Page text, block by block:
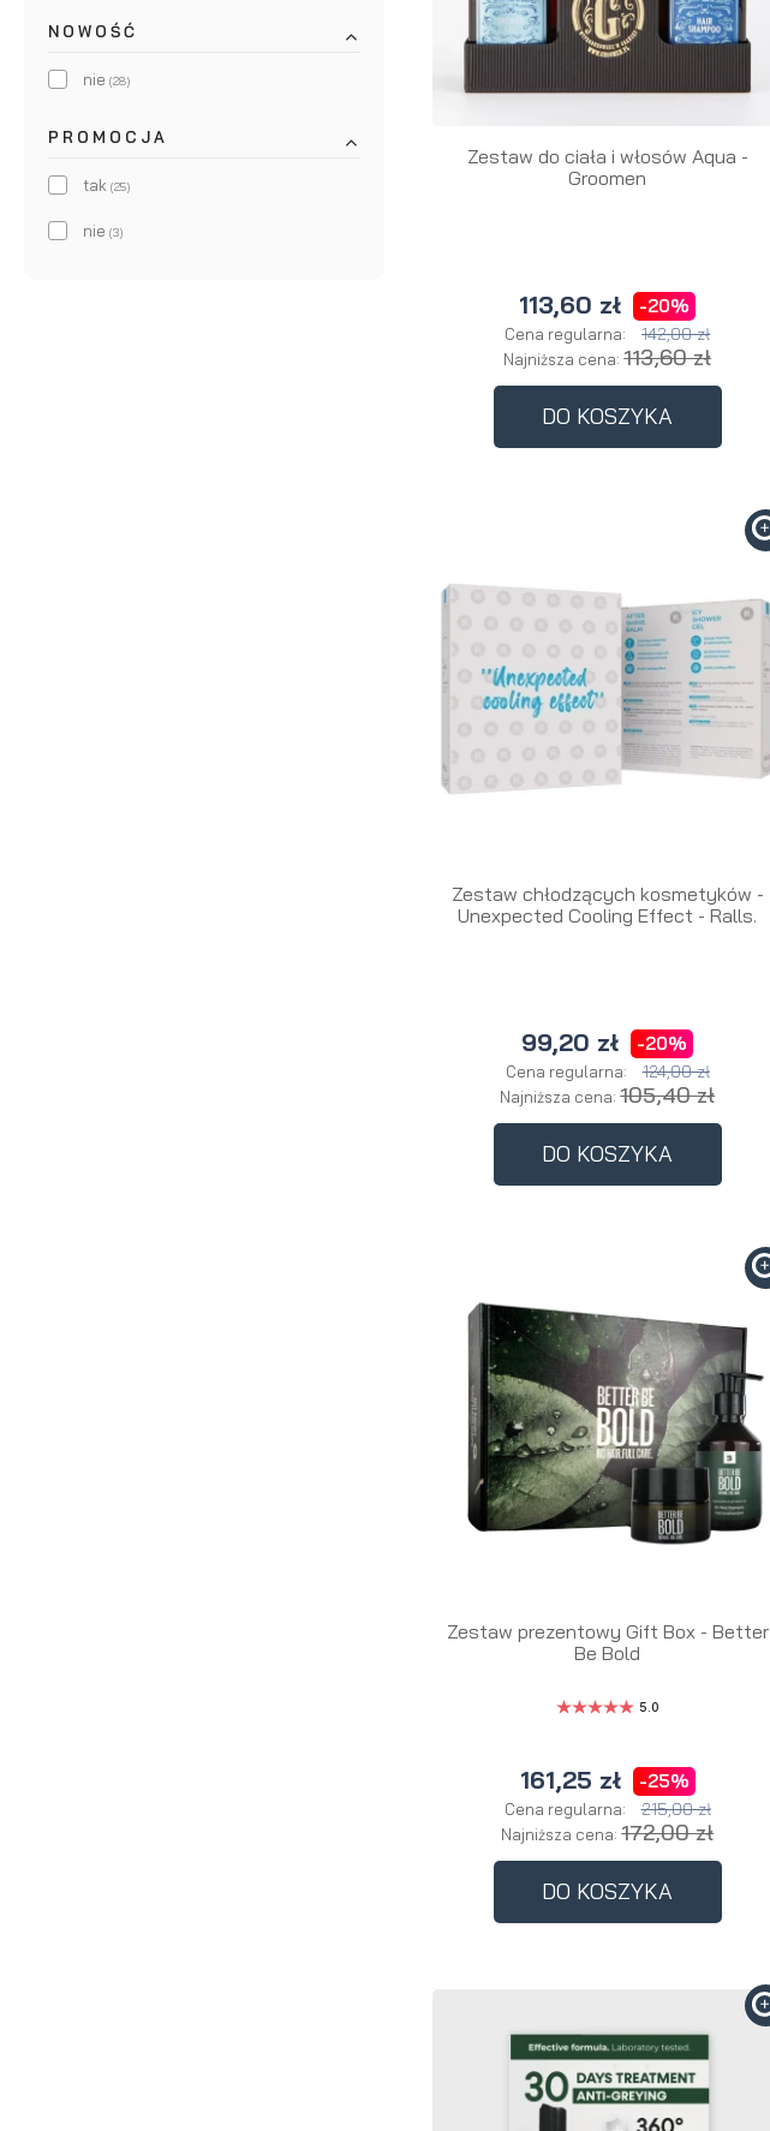
NOWOŚĆ
nie (28)
PROMOCJA
tak (25)
nie (3)
Zestaw do ciała i włosów Aqua -
Groomen
113,60 zł -20%
Cena regularna: 142,00 zł
Najniższa cena:113,60 zł
DO KOSZYKA
Zestaw chłodzących kosmetyków -
Unexpected Cooling Effect - Ralls.
99,20 zł -20%
Cena regularna: 124,00 zł
Najniższa cena:105,40 zł
DO KOSZYKA
Zestaw prezentowy Gift Box - Better
Be Bold
5.0
161,25 zł -25%
Cena regularna: 215,00 zł
Najniższa cena:172,00 zł
DO KOSZYKA